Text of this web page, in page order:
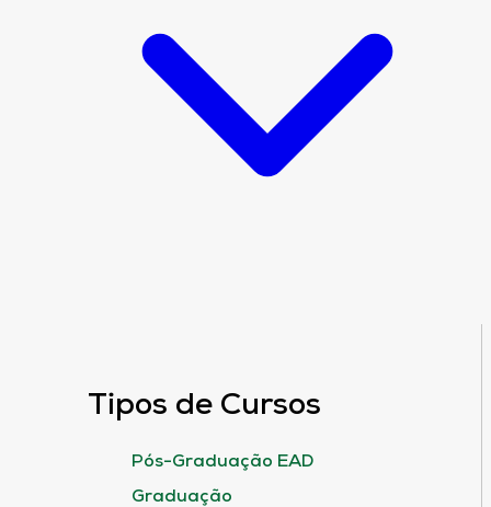
Tipos de Cursos
Pós-Graduação EAD
Graduação